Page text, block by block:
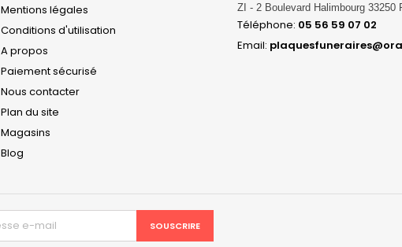
Mentions légales
Conditions d'utilisation
A propos
Paiement sécurisé
Nous contacter
Plan du site
Magasins
Blog
ZI - 2 Boulevard Halimbourg 33250
Téléphone: 05 56 59 07 02
Email: